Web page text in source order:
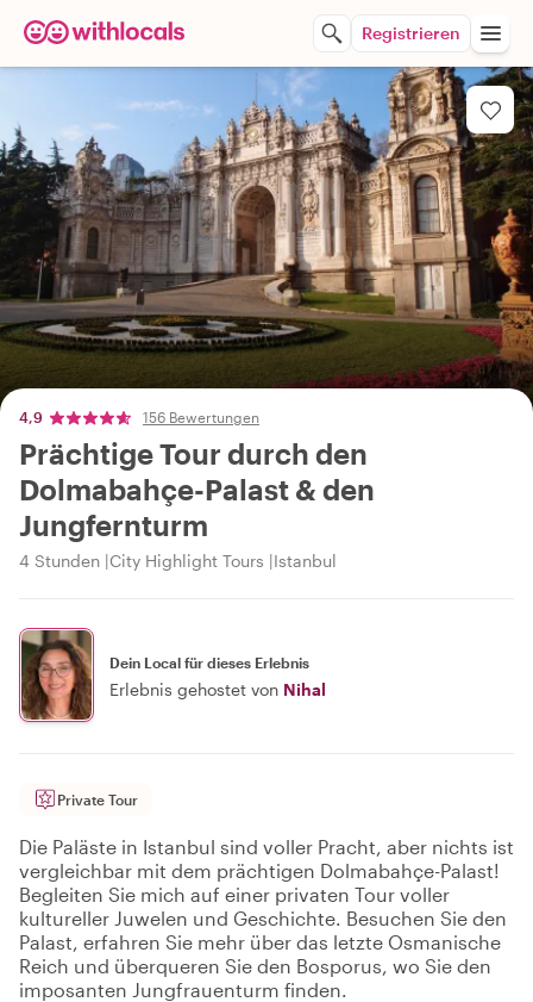
Registrieren
4,9 156 Bewertungen
Prächtige Tour durch den
Dolmabahçe-Palast & den
Jungfernturm
4 Stunden City Highlight Tours Istanbul
Dein Local für dieses Erlebnis
Erlebnis gehostet von Nihal
Private Tour
Die Paläste in Istanbul sind voller Pracht, aber nichts ist
vergleichbar mit dem prächtigen Dolmabahçe-Palast!
Begleiten Sie mich auf einer privaten Tour voller
kultureller Juwelen und Geschichte. Besuchen Sie den
Palast, erfahren Sie mehr über das letzte Osmanische
Reich und überqueren Sie den Bosporus, wo Sie den
imposanten Jungfrauenturm finden.